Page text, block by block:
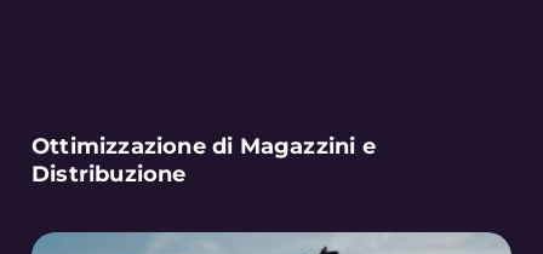
Ottimizzazione di Magazzini e
Distribuzione